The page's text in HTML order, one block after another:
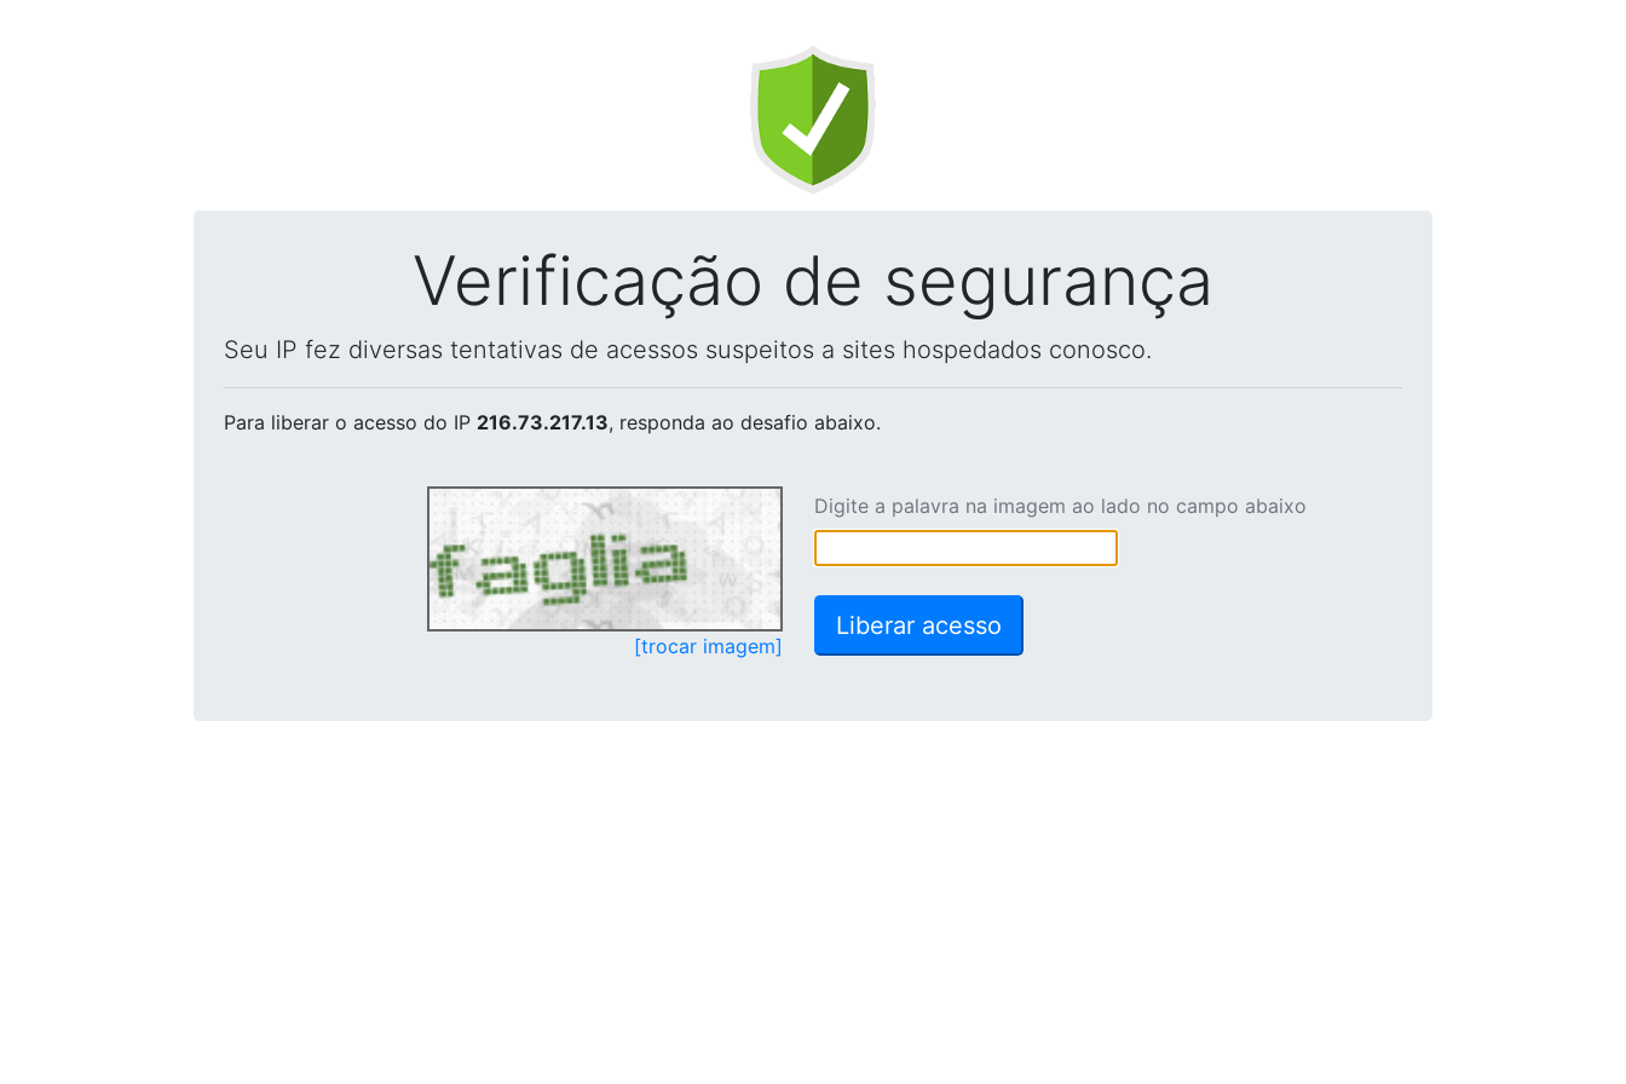
Verificação de segurança
Seu IP fez diversas tentativas de acessos suspeitos a sites hospedados conosco.
Para liberar o acesso do IP 216.73.217.13, responda ao desafio abaixo.
[trocar imagem]
Digite a palavra na imagem ao lado no campo abaixo